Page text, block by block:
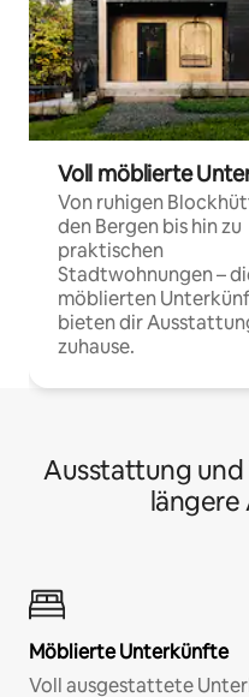
Voll möblierte
Von ruhigen
den Bergen bis hin zu
praktischen
Stadtwohnungen –
möblierten
bieten dir
zuhause.
Ausstattung
Möblierte Unterkünfte
Voll ausgestattete